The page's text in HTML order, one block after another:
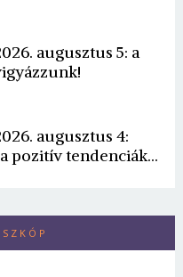
augusztus 5: a
augusztus 4:
pozitív tendenciák...